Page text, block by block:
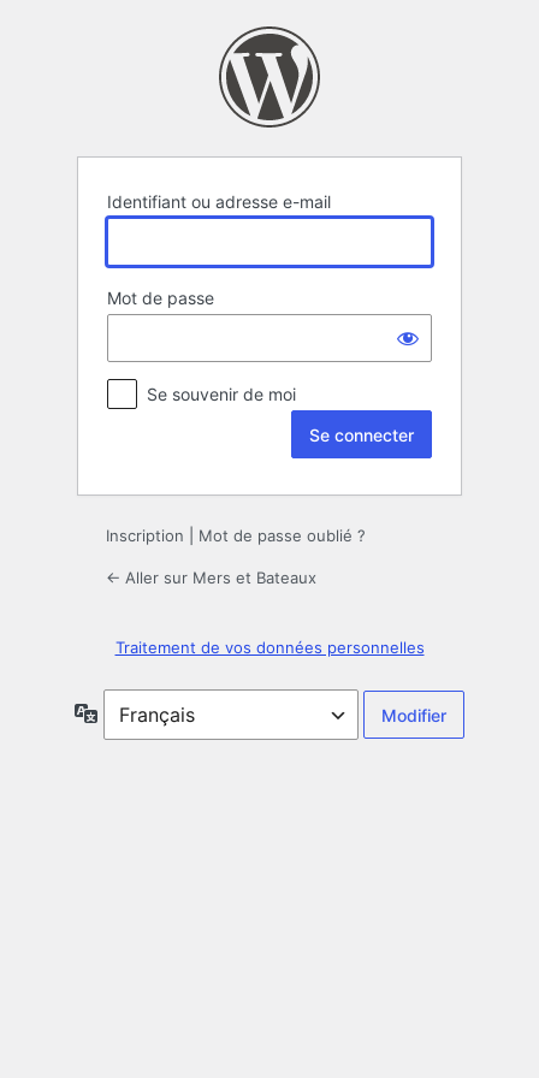
Identifiant ou adresse e-mail
Mot de passe
Se souvenir de moi
Inscription Mot de passe oublié ?
← Aller sur Mers et Bateaux
Traitement de vos données personnelles
Langue